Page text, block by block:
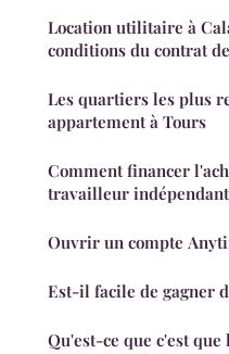
Location utilitaire à
conditions du contrat
Les quartiers les plus
appartement à Tours
Comment financer
travailleur
Ouvrir un compte
Est-il facile de gagner
Qu'est-ce que c'est